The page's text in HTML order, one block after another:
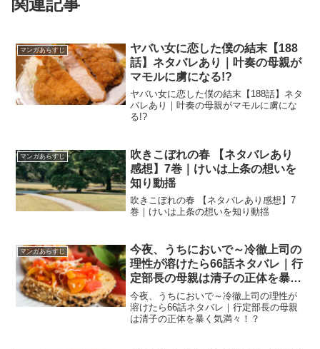
関連記事
マンガあらすじ
ヤバい女に恋した僕の結末【188
話】ネタバレあり｜叶奏の母親が
マモルに虜になる!?
ヤバい女に恋した僕の結末【188話】ネタ
バレあり｜叶奏の母親がマモルに虜にな
る!?
マンガあらすじ
吹きこぼれの春 【ネタバレあり
感想】7巻｜けいは上条の想いを
知り動揺
吹きこぼれの春 【ネタバレあり感想】7
巻｜けいは上条の想いを知り動揺
マンガあらすじ
今夜、うちにおいで～冷徹上司の
理性が溶けたら66話ネタバレ｜行
定部長の母親は清子の正体を暴く
気満々！？
今夜、うちにおいで～冷徹上司の理性が
溶けたら66話ネタバレ｜行定部長の母親
は清子の正体を暴く気満々！？